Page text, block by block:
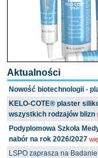
Aktualności
Nowość biotechnologii -
KELO-COTE® plaster
wszystkich rodzajów blizn
Podyplomowa Szkoła
nabór na rok 2026/2027
LSPO zaprasza na